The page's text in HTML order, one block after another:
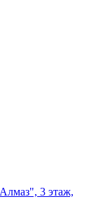
3 этаж,